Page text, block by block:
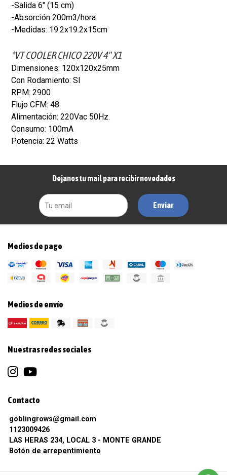
-Salida 6" (15 cm)
-Absorción 200m3/hora.
-Medidas: 19.2x19.2x15cm
*VT COOLER CHICO 220V 4" X1
Dimensiones: 120x120x25mm
Con Rodamiento: SI
RPM: 2900
Flujo CFM: 48
Alimentación: 220Vac 50Hz.
Consumo: 100mA
Potencia: 22 Watts
Dejanos tu mail para recibir novedades
Enviar
Medios de pago
Medios de envío
Nuestras redes sociales
Contacto
goblingrows@gmail.com
1123009426
LAS HERAS 234, LOCAL 3 - MONTE GRANDE
Botón de arrepentimiento